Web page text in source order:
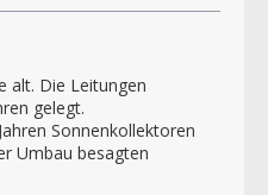
alt. Die Leitungen
gelegt.
Sonnenkollektoren
Umbau besagten